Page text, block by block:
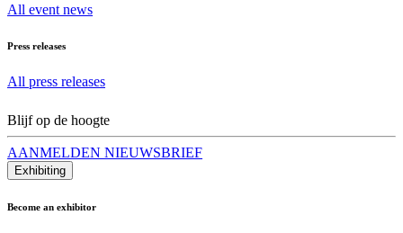
All event news
Press releases
All press releases
Blijf op de hoogte
AANMELDEN NIEUWSBRIEF
Exhibiting
Become an exhibitor